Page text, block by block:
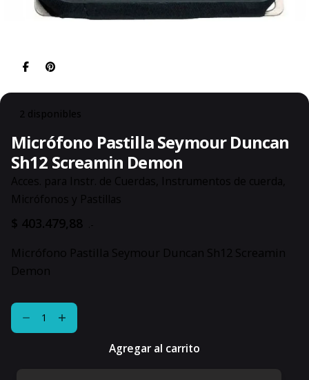
2 disponibles
Micrófono Pastilla Seymour Duncan
Sh12 Screamin Demon
Acces. para Instr. de Cuerdas Instrumentos de cuerda
Micrófonos y Pastillas
$ 403.479,88 .-
Micrófono Pastilla Seymour Duncan Sh12 Screamin
Demon
Micrófono
Pastilla
Agregar al carrito